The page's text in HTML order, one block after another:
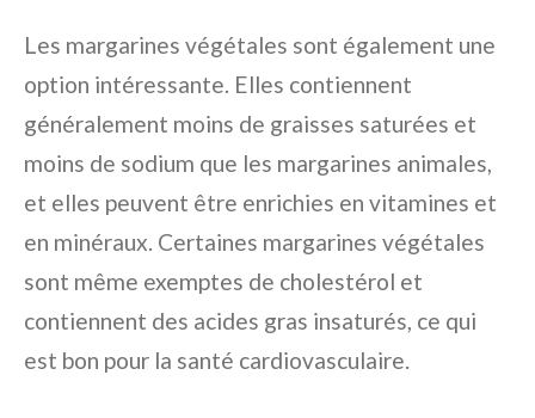
Les margarines végétales sont également une
option intéressante. Elles contiennent
généralement moins de graisses saturées et
moins de sodium que les margarines animales,
et elles peuvent être enrichies en vitamines et
en minéraux. Certaines margarines végétales
sont même exemptes de cholestérol et
contiennent des acides gras insaturés, ce qui
est bon pour la santé cardiovasculaire.